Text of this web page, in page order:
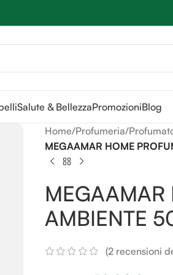
Salute & BellezzaPromozioniBlog
Home/Profumeria/
MEGAAMAR HOME
MEGAAMAR
AMBIENTE
(2 recensioni